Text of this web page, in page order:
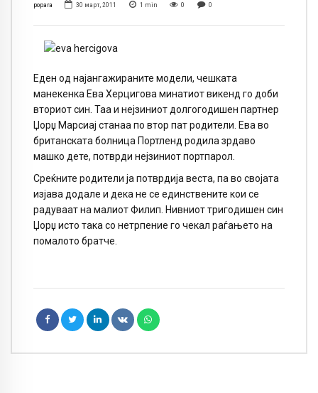
popara 30 март, 2011 1 min 0 0
Еден од најангажираните модели, чешката
манекенка Ева Херцигова минатиот викенд го доби
вториот син. Таа и нејзиниот долгогодишен партнер
Џорџ Марсиај станаа по втор пат родители. Ева во
британската болница Портленд родила зрдаво
машко дете, потврди нејзиниот портпарол.
Среќните родители ја потврдија веста, па во својата
изјава додале и дека не се единствените кои се
радуваат на малиот Филип. Нивниот тригодишен син
Џорџ исто така со нетрпение го чекал раѓањето на
помалото братче.